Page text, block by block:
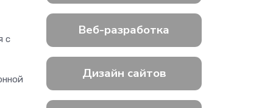
с
Веб-разработка
Дизайн сайтов